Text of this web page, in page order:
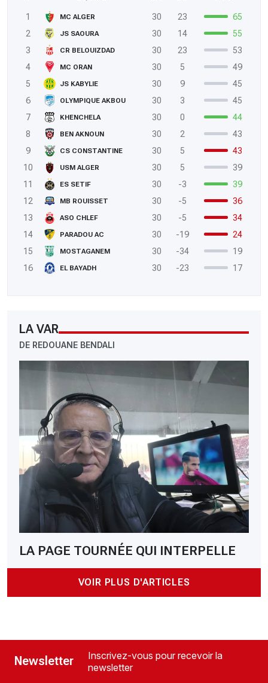
1 MC ALGER 30 23
65
2
JS SAOURA 30 14
55
3
CR BELOUIZDAD 30 23
53
4
MC ORAN 30 5
49
5
JS KABYLIE 30 9
45
6
OLYMPIQUE AKBOU 30 3
45
7
KHENCHELA 30 0
44
8
BEN AKNOUN 30 2
43
9
CS CONSTANTINE 30 5
43
10
USM ALGER 30 5
39
11
ES SETIF 30 -3
39
12
MB ROUISSET 30 -5
36
13
ASO CHLEF 30 -5
34
14
PARADOU AC 30 -19
24
15
MOSTAGANEM 30 -34
19
16
EL BAYADH 30 -23 17
LA VAR
DE REDOUANE BENDALI
LA PAGE TOURNÉE QUI INTERPELLE
VOIR PLUS D'ARTICLES
Newsletter
Inscrivez-vous pour recevoir la
newsletter